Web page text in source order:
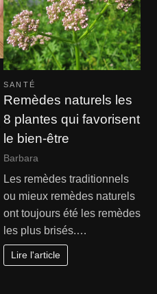
SANTÉ
Remèdes naturels les
8 plantes qui favorisent
le bien-être
Barbara
Les remèdes traditionnels
ou mieux remèdes naturels
ont toujours été les remèdes
les plus brisés.…
Lire l'article